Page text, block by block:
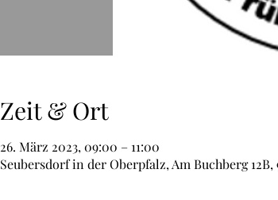
Zeit & Ort
26. März 2023, 09:00 – 11:00
Seubersdorf in der Oberpfalz, Am Buchberg